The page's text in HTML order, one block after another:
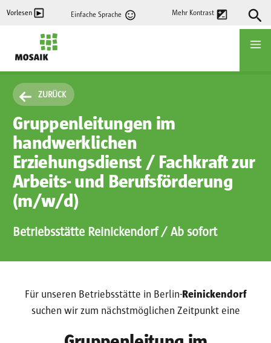
Vorlesen Einfache Sprache Mehr Kontrast
ZURÜCK
Gruppenleitungen im
handwerklichen
Erziehungsdienst / Fachkraft zur
Arbeits- und Berufsförderung
(m/w/d)
Betriebsstätte Reinickendorf/ Ab sofort
Für unseren Betriebsstätte in Berlin- Reinickendorf
suchen wir zum nächstmöglichen Zeitpunkt eine